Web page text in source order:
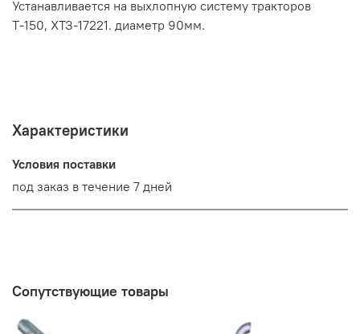
Устанавливается на выхлопную систему тракторов
Т-150, ХТЗ-17221. диаметр 90мм.
Характеристики
Условия поставки
под заказ в течение 7 дней
Сопутствующие товары